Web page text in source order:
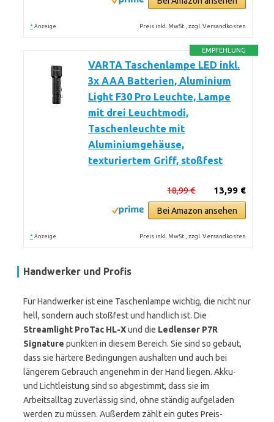
* Anzeige Preis inkl. MwSt., zzgl. Versandkosten
EMPFEHLUNG
VARTA Taschenlampe LED inkl.
3x AAA Batterien, Aluminium
Light F30 Pro Leuchte, Lampe
mit drei Leuchtmodi,
Taschenleuchte mit
Aluminiumgehäuse,
texturiertem Griff, stoßfest
13,99 €
18,99 €
Bei Amazon ansehen
* Anzeige Preis inkl. MwSt., zzgl. Versandkosten
Handwerker und Profis
Für Handwerker ist eine Taschenlampe wichtig, die nicht nur
hell, sondern auch stoßfest und handlich ist. Die
Streamlight ProTac HL-Xund die Ledlenser P7R
Signature punkten in diesem Bereich. Sie sind so gebaut,
dass sie härtere Bedingungen aushalten und auch bei
längerem Gebrauch angenehm in der Hand liegen. Akku-
und Lichtleistung sind so abgestimmt, dass sie im
Arbeitsalltag zuverlässig sind, ohne ständig aufgeladen
werden zu müssen. Außerdem zählt ein gutes Preis-